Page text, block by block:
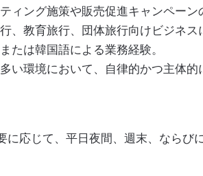
ィング施策や販売促進キャンペーン
、教育旅行、団体旅行向けビジネス
たは韓国語による業務経験。
い環境において、自律的かつ主体的
に応じて、平日夜間、週末、ならび